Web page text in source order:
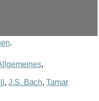
.
,
, J.S. Bach, Tamar